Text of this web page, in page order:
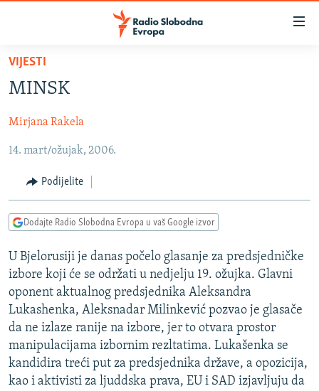
Pređite
glavni
Pređite
na
navigaciju
Pređite
na
pretragu
SRBIJA
KOSOVO
CRNA GORA
VIZUELNO
VIDEO
FOTOGALERIJE
INFOGRAFIKE
PODCASTI
RAT U UKRAJINI
KINA NA BALKANU
RSE PRIČE IZ SVIJETA
ISPRIČAJ MI
DNEVNO@RSE
SPECIJALI RSE
VIJESTI
MINSK
Mirjana Rakela
14. mart/ožujak, 2006.
Podijelite
Dodajte Radio Slobodna Evropa u vaš Google izvor
U Bjelorusiji je danas počelo glasanje za predsjedničke
izbore koji će se održati u nedjelju 19. ožujka. Glavni
oponent aktualnog predsjednika Aleksandra
Lukashenka, Aleksnadar Milinkević pozvao je glasače
da ne izlaze ranije na izbore, jer to otvara prostor
manipulacijama izbornim rezltatima. Lukašenka se
kandidira treći put za predsjednika države, a opozicija,
kao i aktivisti za ljuddska prava, EU i SAD izjavljuju da